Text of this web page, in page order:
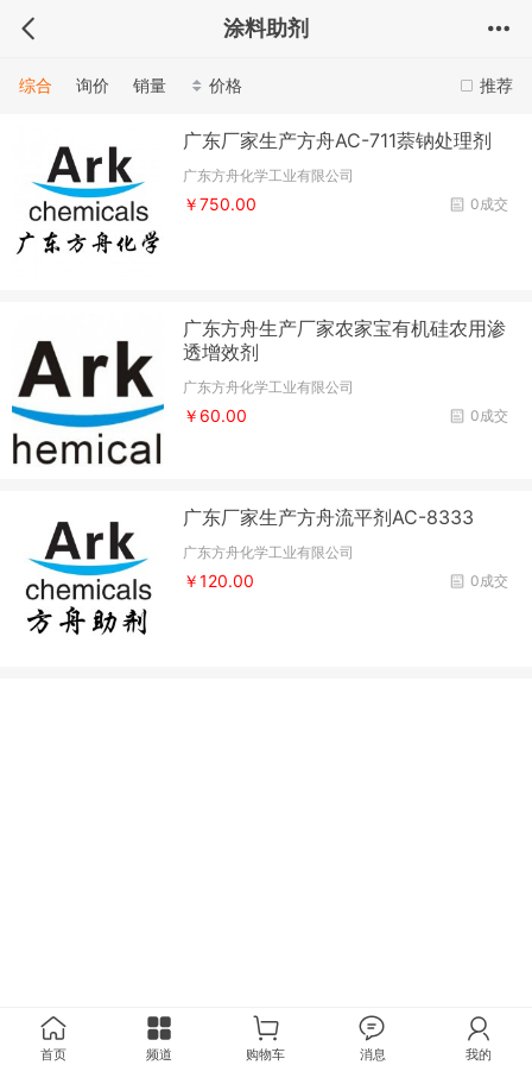
涂料助剂
推荐
综合 询价 销量 价格
广东厂家生产方舟AC-711萘钠处理剂
广东方舟化学工业有限公司
0成交
￥750.00
广东方舟生产厂家农家宝有机硅农用渗
透增效剂
广东方舟化学工业有限公司
0成交
￥60.00
广东厂家生产方舟流平剂AC-8333
广东方舟化学工业有限公司
0成交
￥120.00
首页 频道 购物车 消息 我的